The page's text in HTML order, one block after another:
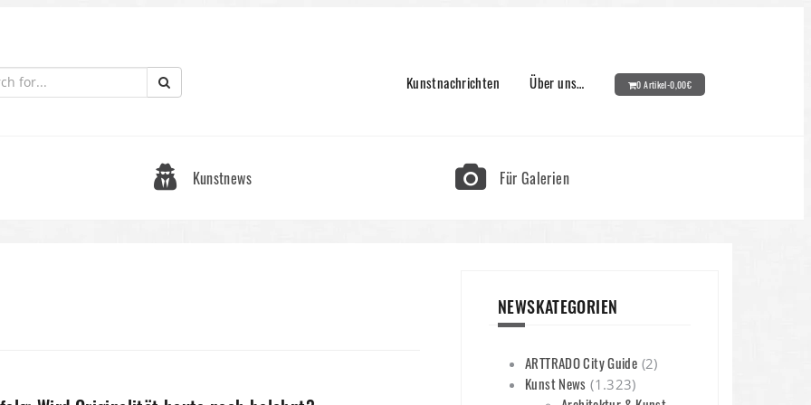
Kunstnachrichten Über uns… 0 Artikel-0,00€
Kunstnews Für Galerien
NEWSKATEGORIEN
ARTTRADO City Guide (2)
Kunst News (1.323)